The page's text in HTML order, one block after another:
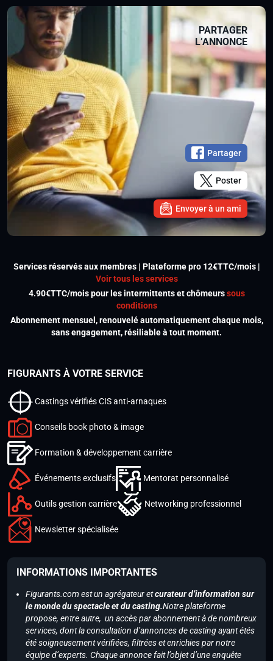
PARTAGER
L’ANNONCE
Partager
Poster
Envoyer à un ami
Services réservés aux membres | Plateforme pro 12€TTC/mois |
Voir tous les services
4.90€TTC/mois pour les intermittents et chômeurssous
conditions
Abonnement mensuel, renouvelé automatiquement chaque mois,
sans engagement, résiliable à tout moment.
FIGURANTS À VOTRE SERVICE
Castings vérifiés CIS anti-arnaques
Conseils book photo & image
Formation & développement carrière
Événements exclusifs Mentorat personnalisé
Outils gestion carrière Networking professionnel
Newsletter spécialisée
INFORMATIONS IMPORTANTES
Figurants.com est un agrégateur etcurateur d’information sur
le monde du spectacle et du casting.Notre plateforme
propose, entre autre, un accès par abonnement à de nombreux
services, dont la consultation d’annonces de casting ayant étés
été soigneusement vérifiées, filtrées et enrichies par notre
équipe d’experts. Chaque annonce fait l’objet d’une enquête